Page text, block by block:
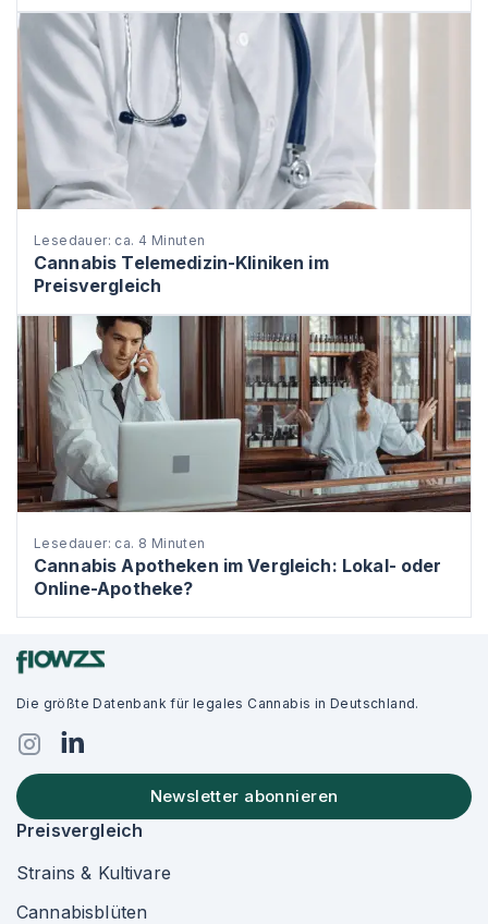
Lesedauer: ca. 4 Minuten
Cannabis Telemedizin-Kliniken im
Preisvergleich
Lesedauer: ca. 8 Minuten
Cannabis Apotheken im Vergleich: Lokal- oder
Online-Apotheke?
Die größte Datenbank für legales Cannabis in Deutschland.
Newsletter abonnieren
Preisvergleich
Strains & Kultivare
Cannabisblüten